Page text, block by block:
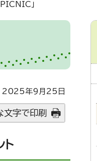
」
年9月25日
文字で印刷
ト